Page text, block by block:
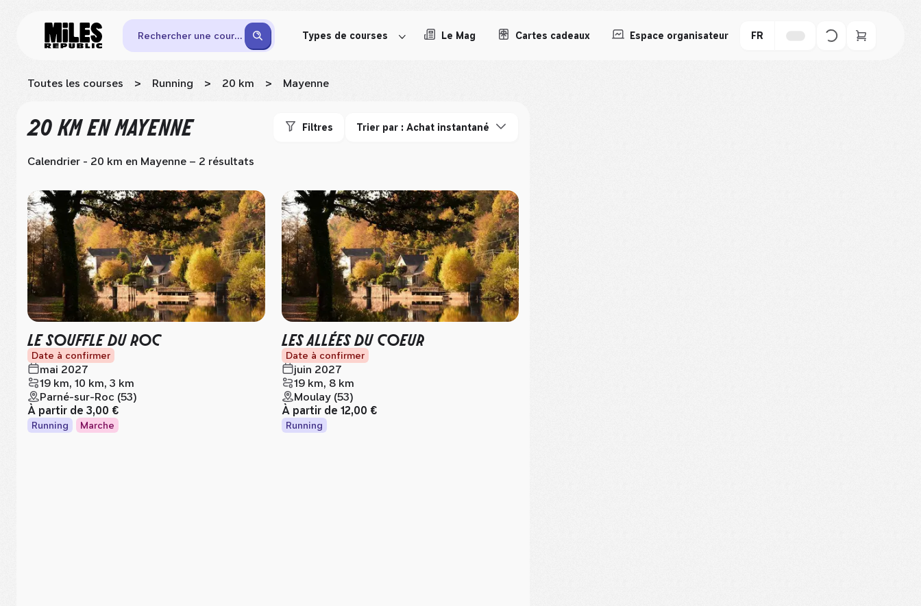
Rechercher une course Types de courses Le Mag Cartes cadeaux Espace organisateur FR
Toutes les courses > Running > 20 km > Mayenne
20 KMEN MAYENNE Filtres Trier par : Achat instantané
Calendrier - 20 km en Mayenne – 2 résultats
LE SOUFFLE DU ROC
Date à confirmer
mai 2027
19 km, 10 km, 3 km
Parné-sur-Roc (53)
À partir de 3,00 €
Running Marche
LES ALLÉES DU COEUR
Date à confirmer
juin 2027
19 km, 8 km
Moulay (53)
À partir de 12,00 €
Running